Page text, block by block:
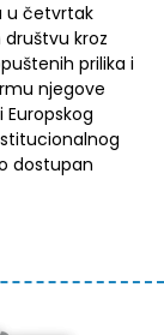
u četvrtak
kroz
prilika i
njegove
dostupan